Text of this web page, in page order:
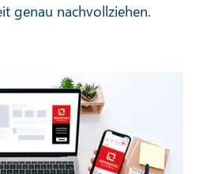
genau nachvollziehen.